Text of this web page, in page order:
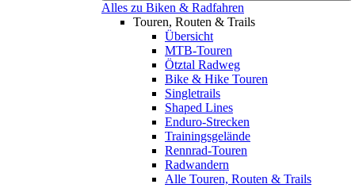
Alles zu Biken & Radfahren
Touren, Routen & Trails
Übersicht
MTB-Touren
Ötztal Radweg
Bike & Hike Touren
Singletrails
Shaped Lines
Enduro-Strecken
Trainingsgelände
Rennrad-Touren
Radwandern
Alle Touren, Routen & Trails